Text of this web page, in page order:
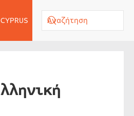
CYPRUS